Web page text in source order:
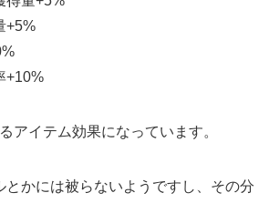
+5%
+10%
アイテム効果になっています。
とかには被らないようですし、その分